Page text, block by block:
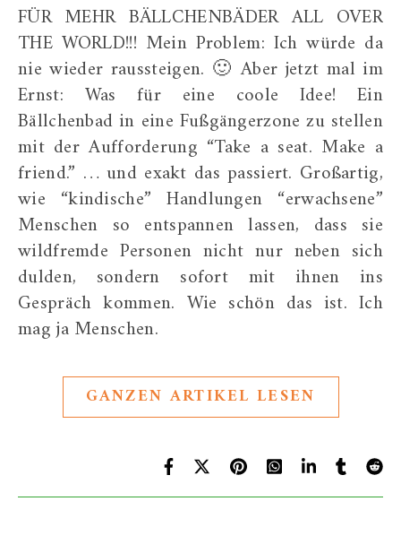
FÜR MEHR BÄLLCHENBÄDER ALL OVER
THE WORLD!!! Mein Problem: Ich würde da
nie wieder raussteigen. 🙂 Aber jetzt mal im
Ernst: Was für eine coole Idee! Ein
Bällchenbad in eine Fußgängerzone zu stellen
mit der Aufforderung “Take a seat. Make a
friend.” … und exakt das passiert. Großartig,
wie “kindische” Handlungen “erwachsene”
Menschen so entspannen lassen, dass sie
wildfremde Personen nicht nur neben sich
dulden, sondern sofort mit ihnen ins
Gespräch kommen. Wie schön das ist. Ich
mag ja Menschen.
GANZEN ARTIKEL LESEN